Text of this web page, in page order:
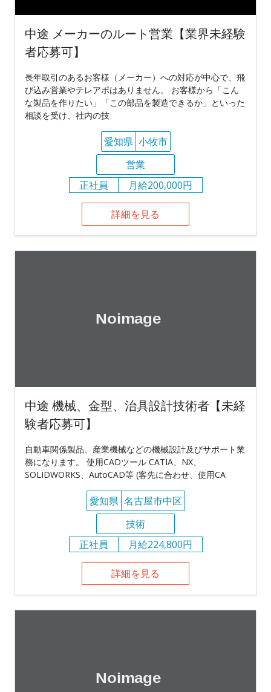
中途 メーカーのルート営業【業界未経験
者応募可】
長年取引のあるお客様（メーカー）への対応が中心で、飛
び込み営業やテレアポはありません。 お客様から「こん
な製品を作りたい」「この部品を製造できるか」といった
相談を受け、社内の技
愛知県 小牧市
営業
正社員
月給200,000円
詳細を見る
中途 機械、金型、治具設計技術者【未経
験者応募可】
自動車関係製品、産業機械などの機械設計及びサポート業
務になります。 使用CADツール CATIA、NX、
SOLIDWORKS、AutoCAD等 (客先に合わせ、使用CA
愛知県 名古屋市中区
技術
正社員
月給224,800円
詳細を見る